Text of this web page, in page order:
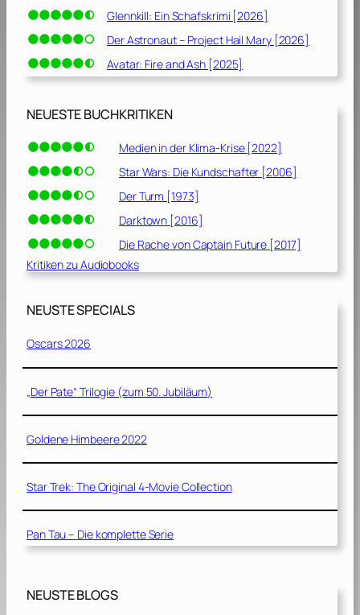
Glennkill: Ein Schafskrimi [2026]
Der Astronaut – Project Hail Mary [2026]
Avatar: Fire and Ash [2025]
NEUESTE BUCHKRITIKEN
Medien in der Klima-Krise [2022]
Star Wars: Die Kundschafter [2006]
Der Turm [1973]
Darktown [2016]
Die Rache von Captain Future [2017]
Kritiken zu Audiobooks
NEUSTE SPECIALS
Oscars 2026
„Der Pate“ Trilogie (zum 50. Jubiläum)
Goldene Himbeere 2022
Star Trek: The Original 4-Movie Collection
Pan Tau – Die komplette Serie
NEUSTE BLOGS